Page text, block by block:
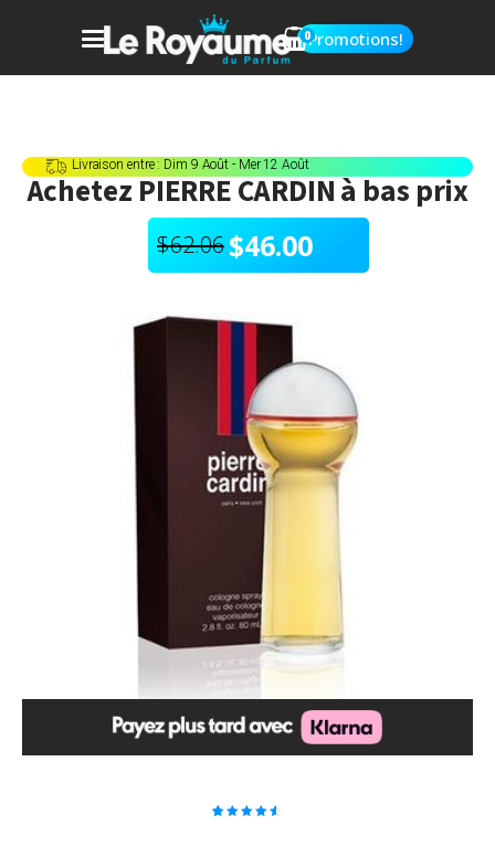
0Promotions!
Livraison entre : Dim 9 Août - Mer 12 Août
AchetezPIERRE CARDINà bas prix
$62.06
Le
prix
$62.06.
$46.00
Le
prix
$46.00.